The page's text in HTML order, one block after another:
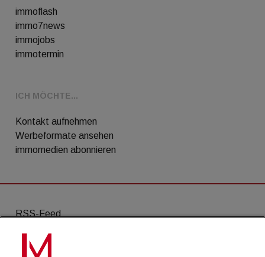
immoflash
immo7news
immojobs
immotermin
ICH MÖCHTE...
Kontakt aufnehmen
Werbeformate ansehen
immomedien abonnieren
RSS-Feed
AGB